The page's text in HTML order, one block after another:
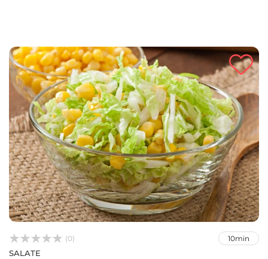


 (0) 10min
SALATE